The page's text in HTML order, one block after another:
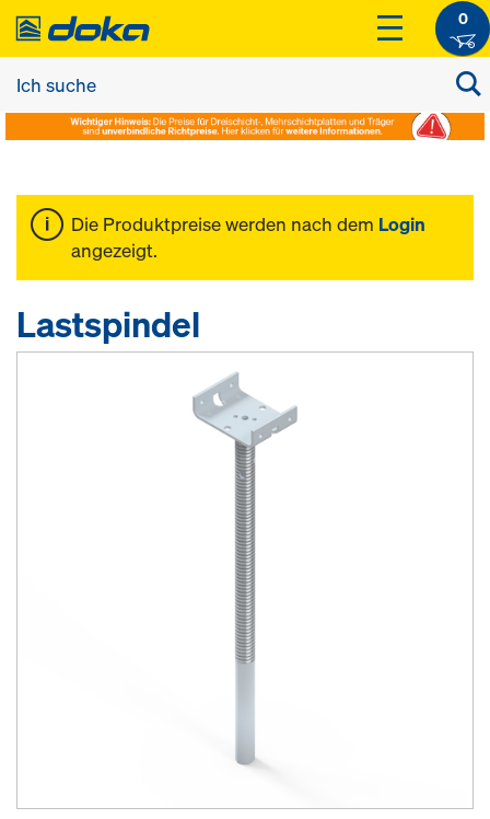
0
Die Produktpreise werden nach dem Login
angezeigt.
Lastspindel